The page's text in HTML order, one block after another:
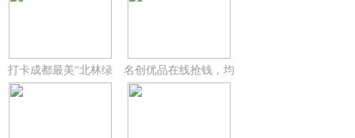
打卡成都最美“北林绿 名创优品在线抢钱，均